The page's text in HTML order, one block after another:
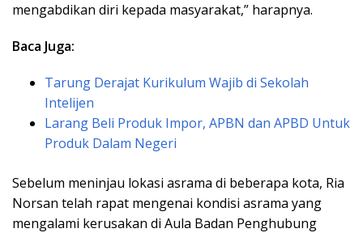
mengabdikan diri kepada masyarakat,” harapnya.
Baca Juga:
Tarung Derajat Kurikulum Wajib di Sekolah
Intelijen
Larang Beli Produk Impor, APBN dan APBD Untuk
Produk Dalam Negeri
Sebelum meninjau lokasi asrama di beberapa kota, Ria
Norsan telah rapat mengenai kondisi asrama yang
mengalami kerusakan di Aula Badan Penghubung